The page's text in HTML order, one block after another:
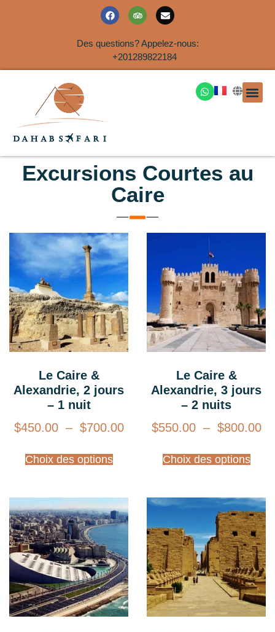
Des questions? Appelez-nous:
+201289822184
Excursions Courtes au
Caire
Le Caire &
Alexandrie, 2 jours
– 1 nuit
$450.00 – $700.00
Choix des options
Le Caire &
Alexandrie, 3 jours
– 2 nuits
$550.00 – $800.00
Choix des options